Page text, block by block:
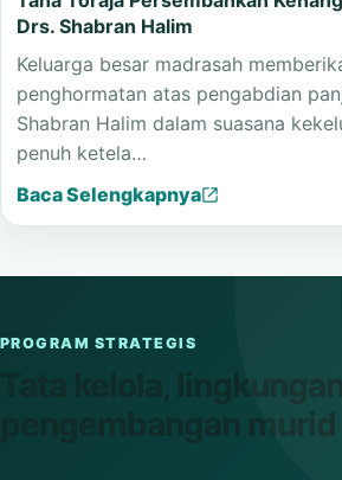
Kelembagaan
Purnabakti Penuh Makna: Keluarga
Tana Toraja Persembahkan
Drs. Shabran Halim
Keluarga besar madrasah
penghormatan atas pengabdian
Shabran Halim dalam suasana
penuh ketela…
Baca Selengkapnya